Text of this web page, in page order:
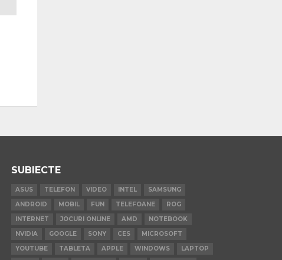
SUBIECTE
ASUS TELEFON VIDEO INTEL
SAMSUNG
ANDROID
MOBIL FUN TELEFOANE
ROG
INTERNET
JOCURI ONLINE AMD
NOTEBOOK
NVIDIA
GOOGLE SONY CES
MICROSOFT
YOUTUBE
TABLETA APPLE WINDOWS
LAPTOP